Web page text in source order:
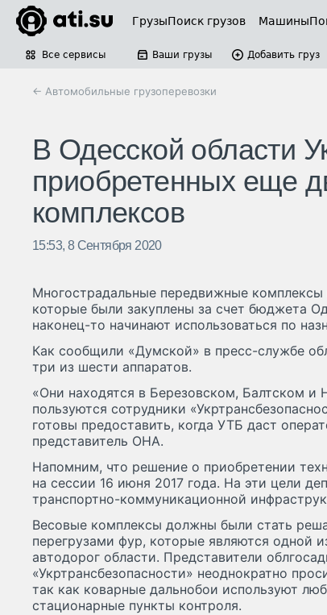
ГрузыПоиск грузов Машины
Все сервисы Ваши грузы Добавить груз
← Автомобильные грузоперевозки
В Одесской области
приобретенных еще
комплексов
15:53, 8 Сентября 2020
Многострадальные передвижные комплексы
которые были закуплены за счет бюджета
наконец-то начинают использоваться по
Как сообщили «Думской» в пресс-службе
три из шести аппаратов.
«Они находятся в Березовском, Балтском и
пользуются сотрудники
готовы предоставить, когда УТБ даст
представитель ОНА.
Напомним, что решение о приобретении
на сессии 16 июня 2017 года. На эти цели
транспортно-коммуникационной
Весовые комплексы должны были стать
перегрузами фур, которые являются одной
автодорог области. Представители
«Укртрансбезопасности» неоднократно
так как коварные дальнобои используют
стационарные пункты контроля.